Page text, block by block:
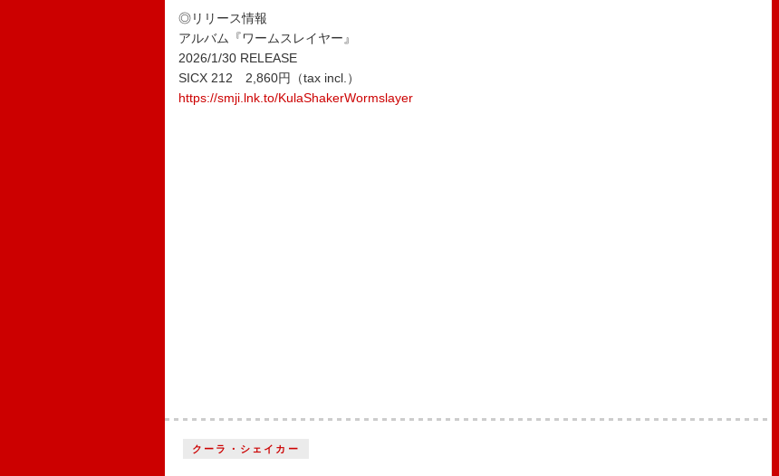
◎リリース情報
アルバム『ワームスレイヤー』
2026/1/30 RELEASE
SICX 212 2,860円（tax incl.）
https://smji.lnk.to/KulaShakerWormslayer
クーラ・シェイカー